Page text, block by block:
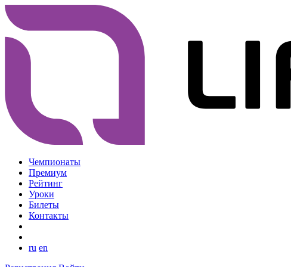
Чемпионаты
Премиум
Рейтинг
Уроки
Билеты
Контакты
ru en